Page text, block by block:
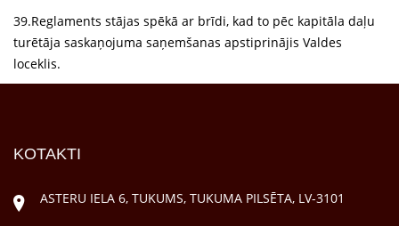
39.Reglaments stājas spēkā ar brīdi, kad to pēc kapitāla daļu
turētāja saskaņojuma saņemšanas apstiprinājis Valdes
loceklis.
KOTAKTI
ASTERU IELA 6, TUKUMS, TUKUMA PILSĒTA, LV-3101